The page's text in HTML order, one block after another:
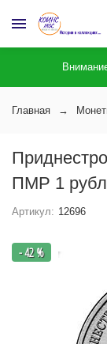
Главная
ПМР 1
Артикул: 12696
- 42 %